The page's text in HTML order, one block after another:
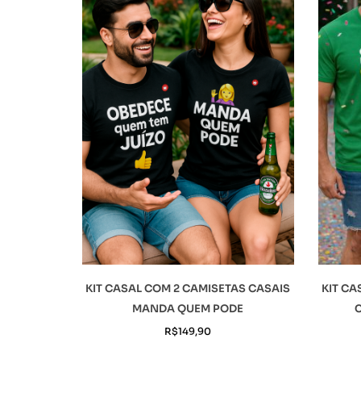
KIT CASAL COM 2 CAMISETAS CASAIS
MANDA QUEM PODE
R$149,90
KIT